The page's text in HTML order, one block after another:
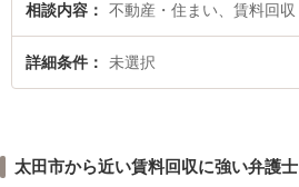
相談内容 不動産・住まい、賃料回収
詳細条件 未選択
太田市から近い賃料回収に強い弁護士